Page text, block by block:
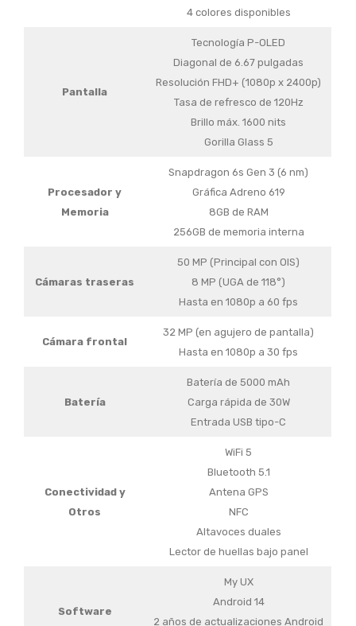
4 colores disponibles
Pantalla
Tecnología P-OLED
Diagonal de 6.67 pulgadas
Resolución FHD+ (1080p x 2400p)
Tasa de refresco de 120Hz
Brillo máx. 1600 nits
Gorilla Glass 5
Procesador y
Memoria
Snapdragon 6s Gen 3 (6 nm)
Gráfica Adreno 619
8GB de RAM
256GB de memoria interna
Cámaras traseras
50 MP (Principal con OIS)
8 MP (UGA de 118°)
Hasta en 1080p a 60 fps
Cámara frontal
32 MP (en agujero de pantalla)
Hasta en 1080p a 30 fps
Batería
Batería de 5000 mAh
Carga rápida de 30W
Entrada USB tipo-C
Conectividad y
Otros
WiFi 5
Bluetooth 5.1
Antena GPS
NFC
Altavoces duales
Lector de huellas bajo panel
Software
My UX
Android 14
2 años de actualizaciones Android